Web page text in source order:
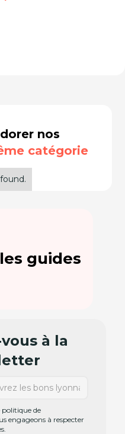
nos
catégorie
guides
à la
de
engageons à respecter